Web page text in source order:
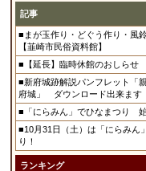
記事
■まが玉作り・どぐう作り・風
【韮崎市民俗資料館】
■【延長】臨時休館のおしらせ
■新府城跡解説パンフレット「
府城」 ダウンロード出来ます
■「にらみん」でひなまつり
■10月31日（土）は「にらみん
り！
ランキング